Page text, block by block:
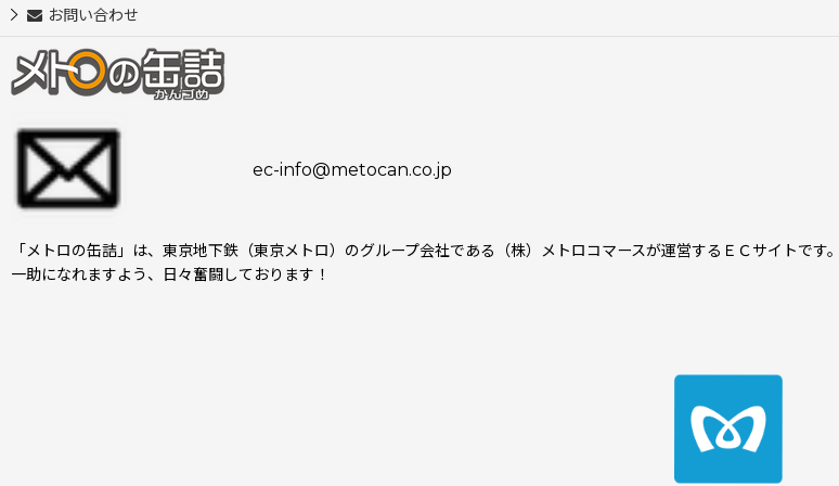
お問い合わせ
ec-info@metocan.co.jp
「メトロの缶詰」は、東京地下鉄（東京メトロ）のグループ会社である（株）メトロコマースが運営するＥＣサイトで
一助になれますよう、日々奮闘しております！